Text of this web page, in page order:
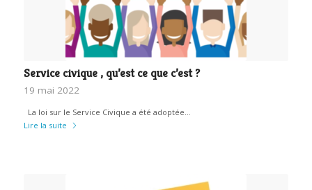
Service civique , qu’est ce que c’est ?
19 mai 2022
La loi sur le Service Civique a été adoptée…
Lire la suite